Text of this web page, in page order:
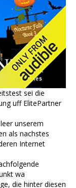
sei die
uff ElitePartner
unserem
als nachstes
Internet
wa
die hinter diesen